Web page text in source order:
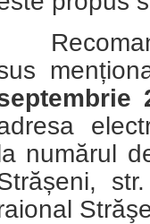
numărul